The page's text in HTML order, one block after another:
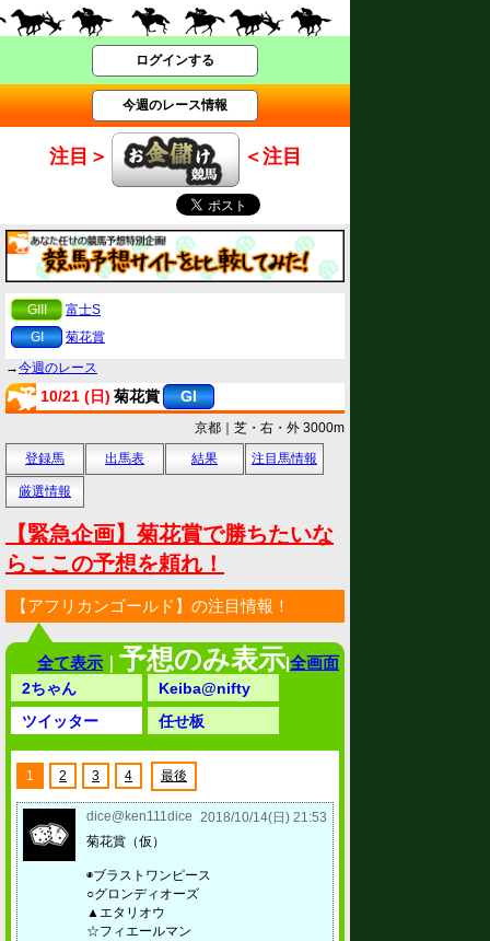
ログインする
今週のレース情報
注目＞ ＜注目
GIII
富士S
GI
菊花賞
→今週のレース
10/21 (日) 菊花賞 GI
京都｜芝・右・外 3000m
登録馬
出馬表 結果 注目馬情報
厳選情報
【緊急企画】菊花賞で勝ちたいな
らここの予想を頼れ！
【アフリカンゴールド】の注目情報！
全て表示 ｜ 予想のみ表示|全画面
2ちゃん
Keiba@nifty
ツイッター
任せ板
1 2 3 4 最後
dice@ken111dice 2018/10/14(日) 21:53
菊花賞（仮）
◉ブラストワンピース
○グロンディオーズ
▲エタリオウ
☆フィエールマン